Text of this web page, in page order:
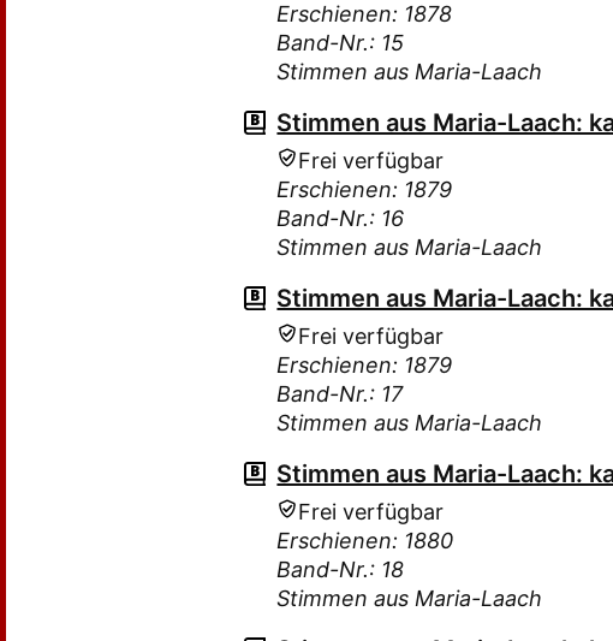
Erschienen: 1878
Band-Nr.: 15
Stimmen aus Maria-Laach
Stimmen aus Maria-Laach:
Frei verfügbar
Erschienen: 1879
Band-Nr.: 16
Stimmen aus Maria-Laach
Stimmen aus Maria-Laach:
Frei verfügbar
Erschienen: 1879
Band-Nr.: 17
Stimmen aus Maria-Laach
Stimmen aus Maria-Laach:
Frei verfügbar
Erschienen: 1880
Band-Nr.: 18
Stimmen aus Maria-Laach